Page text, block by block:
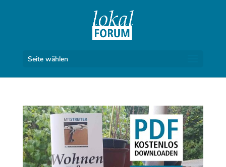
Seite wählen